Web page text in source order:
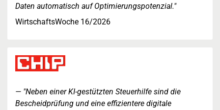
Daten automatisch auf Optimierungspotenzial."
WirtschaftsWoche 16/2026
"Neben einer KI-gestützten Steuerhilfe sind die
Bescheidprüfung und eine effizientere digitale